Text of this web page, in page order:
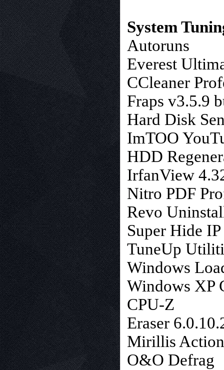
System
Autoruns
Everest
CCleaner
Fraps v3.5.9
Hard Disk
ImTOO
HDD
IrfanView
Nitro PDF
Revo
Super Hide
TuneUp
Windows
Windows XP
CPU-Z
Eraser
Mirillis
O&O Defrag